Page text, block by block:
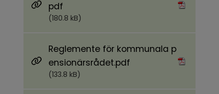
pdf
(180.8 kB)
Reglemente för kommunala p
ensionärsrådet.pdf Pdf, 133.8 kB.
(133.8 kB)